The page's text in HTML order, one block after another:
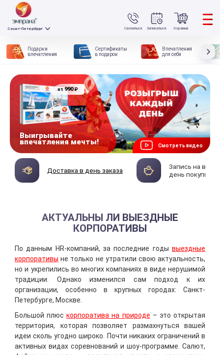
Связаться
Санкт-Петербург Записаться Корзина
Подарки
впечатления
Сертификаты
в подарок
Впечатления
для себя
Смотреть видео
от 990₽
Выигрывайте
впечатления мечты!
Доставка в день заказа
Запись на
день покупки
АКТУАЛЬНЫ ЛИ ВЫЕЗДНЫЕ
КОРПОРАТИВЫ
По данным HR-компаний, за последние годы выездные
корпоративы не только не утратили свою актуальность,
но и укрепились во многих компаниях в виде нерушимой
традиции. Однако изменился сам подход к их
организации, особенно в крупных городах: Санкт-
Петербурге, Москве.
Большой плюскорпоратива на природе – это открытая
территория, которая позволяет размахнуться вашей
идеи сколь угодно широко. Почти никаких ограничений в
активных видах соревнований и шоу-программе. Салют,